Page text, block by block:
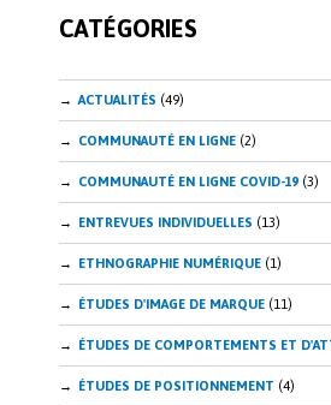
CATÉGORIES
ACTUALITÉS (49)
COMMUNAUTÉ EN LIGNE (2)
COMMUNAUTÉ EN LIGNE COVID-19 (3)
ENTREVUES INDIVIDUELLES (13)
ETHNOGRAPHIE NUMÉRIQUE (1)
ÉTUDES D'IMAGE DE MARQUE (11)
ÉTUDES DE COMPORTEMENTS ET
ÉTUDES DE POSITIONNEMENT (4)